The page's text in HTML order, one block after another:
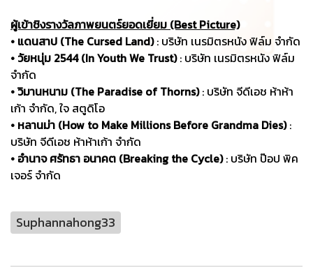
ผู้เข้าชิงรางวัลภาพยนตร์ยอดเยี่ยม (Best Picture)
• แดนสาป (The Cursed Land): บริษัท เนรมิตรหนัง ฟิล์ม จำกัด
• วัยหนุ่ม 2544 (In Youth We Trust): บริษัท เนรมิตรหนัง ฟิล์ม
จำกัด
• วิมานหนาม (The Paradise of Thorns): บริษัท จีดีเอช ห้าห้า
เก้า จำกัด, ใจ สตูดิโอ
• หลานม่า (How to Make Millions Before Grandma Dies):
บริษัท จีดีเอช ห้าห้าเก้า จำกัด
• อำนาจ ศรัทธา อนาคต (Breaking the Cycle): บริษัท ป๊อป พิค
เจอร์ จำกัด
Suphannahong33